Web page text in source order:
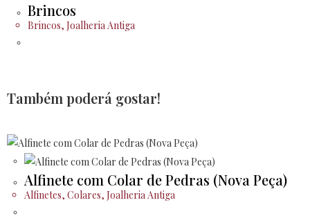
Brincos
Brincos, Joalheria Antiga
Também poderá gostar!
Alfinete com Colar de Pedras (Nova Peça)
Alfinetes, Colares, Joalheria Antiga